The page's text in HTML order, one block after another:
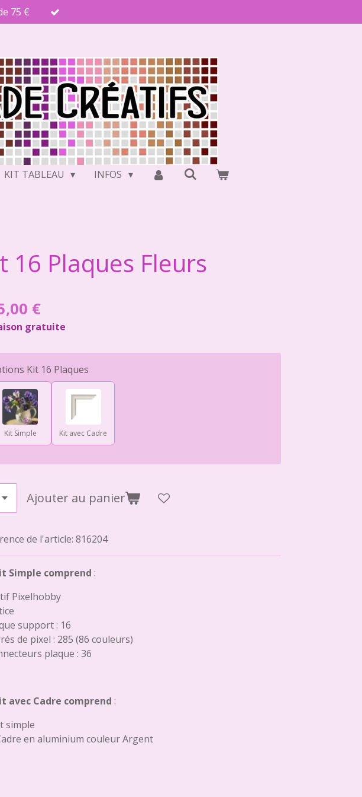
75 €
KIT TABLEAU INFOS
16 Plaques Fleurs
€
gratuite
Kit 16 Plaques
Kit Simple Kit avec Cadre
Ajouter au panier
de l'article: 816204
Simple comprend :
Pixelhobby
support : 16
de pixel : 285 (86 couleurs)
plaque : 36
avec Cadre comprend :
simple
en aluminium couleur Argent